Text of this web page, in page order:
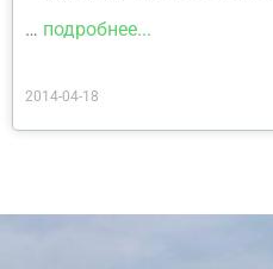
… подробнее...
2014-04-18